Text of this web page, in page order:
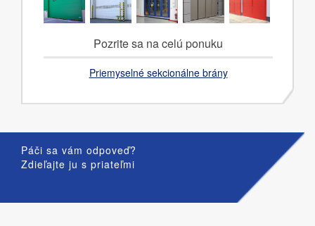
Pozrite sa na celú ponuku
Priemyselné sekcionálne brány
Páči sa vám odpoveď?
Zdieľajte ju s priateľmi